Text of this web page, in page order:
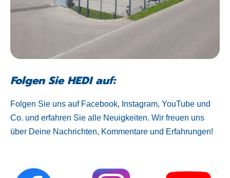
Folgen Sie HEDI auf:
Folgen Sie uns auf Facebook, Instagram, YouTube und
Co. und erfahren Sie alle Neuigkeiten. Wir freuen uns
über Deine Nachrichten, Kommentare und Erfahrungen!